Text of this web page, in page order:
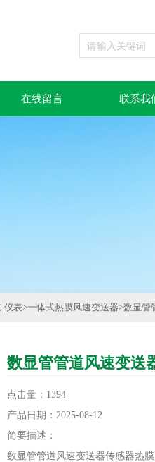
在线留言 联系我
仪表>一体式热膜风速变送器>数显管
数显管管道风速变送
点击量：1394
产品日期：2025-08-12
简要描述：
数显管管道风速变送器传感器热